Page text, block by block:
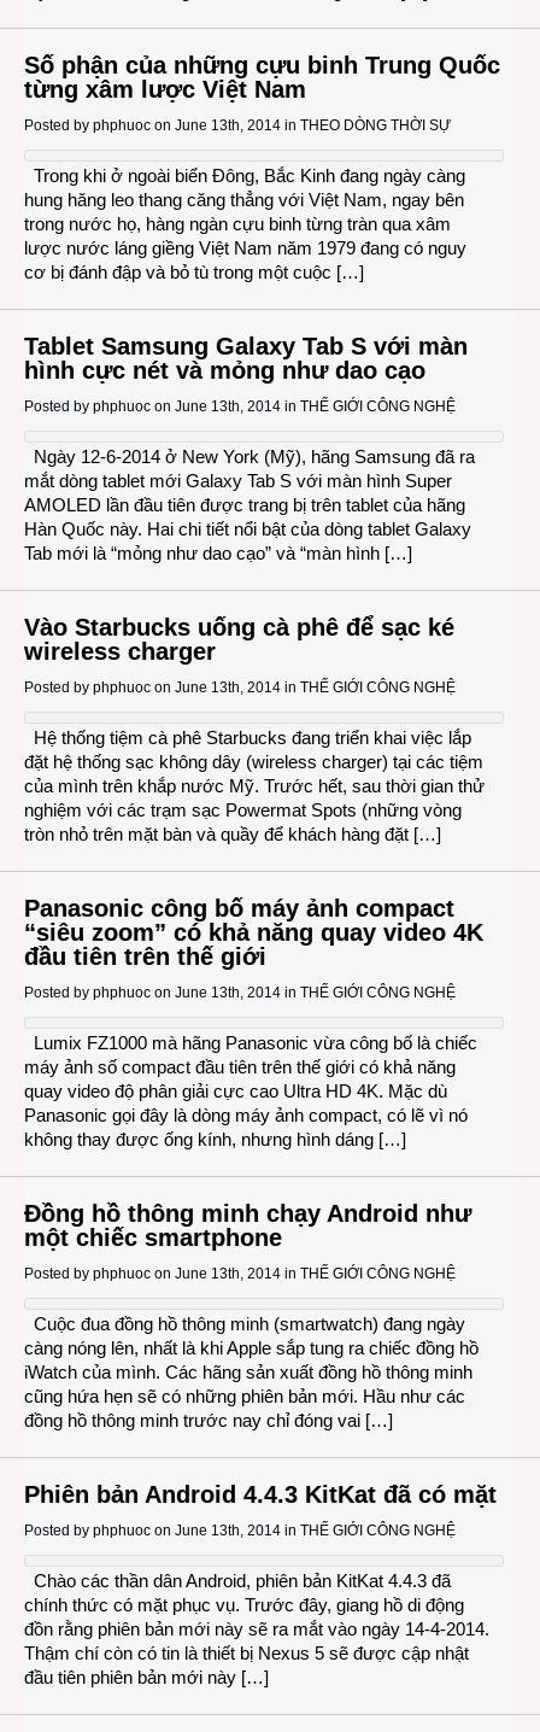
Số phận của những cựu binh Trung Quốc
từng xâm lược Việt Nam
Posted by phphuoc on June 13th, 2014 in THEO DÒNG THỜI SỰ
Trong khi ở ngoài biển Đông, Bắc Kinh đang ngày càng
hung hăng leo thang căng thẳng với Việt Nam, ngay bên
trong nước họ, hàng ngàn cựu binh từng tràn qua xâm
lược nước láng giềng Việt Nam năm 1979 đang có nguy
cơ bị đánh đập và bỏ tù trong một cuộc […]
Tablet Samsung Galaxy Tab S với màn
hình cực nét và mỏng như dao cạo
Posted by phphuoc on June 13th, 2014 in THẾ GIỚI CÔNG NGHỆ
Ngày 12-6-2014 ở New York (Mỹ), hãng Samsung đã ra
mắt dòng tablet mới Galaxy Tab S với màn hình Super
AMOLED lần đầu tiên được trang bị trên tablet của hãng
Hàn Quốc này. Hai chi tiết nổi bật của dòng tablet Galaxy
Tab mới là “mỏng như dao cạo” và “màn hình […]
Vào Starbucks uống cà phê để sạc ké
wireless charger
Posted by phphuoc on June 13th, 2014 in THẾ GIỚI CÔNG NGHỆ
Hệ thống tiệm cà phê Starbucks đang triển khai việc lắp
đặt hệ thống sạc không dây (wireless charger) tại các tiệm
của mình trên khắp nước Mỹ. Trước hết, sau thời gian thử
nghiệm với các trạm sạc Powermat Spots (những vòng
tròn nhỏ trên mặt bàn và quầy để khách hàng đặt […]
Panasonic công bố máy ảnh compact
“siêu zoom” có khả năng quay video 4K
đầu tiên trên thế giới
Posted by phphuoc on June 13th, 2014 in THẾ GIỚI CÔNG NGHỆ
Lumix FZ1000 mà hãng Panasonic vừa công bố là chiếc
máy ảnh số compact đầu tiên trên thế giới có khả năng
quay video độ phân giải cực cao Ultra HD 4K. Mặc dù
Panasonic gọi đây là dòng máy ảnh compact, có lẽ vì nó
không thay được ống kính, nhưng hình dáng […]
Đồng hồ thông minh chạy Android như
một chiếc smartphone
Posted by phphuoc on June 13th, 2014 in THẾ GIỚI CÔNG NGHỆ
Cuộc đua đồng hồ thông minh (smartwatch) đang ngày
càng nóng lên, nhất là khi Apple sắp tung ra chiếc đồng hồ
iWatch của mình. Các hãng sản xuất đồng hồ thông minh
cũng hứa hẹn sẽ có những phiên bản mới. Hầu như các
đồng hồ thông minh trước nay chỉ đóng vai […]
Phiên bản Android 4.4.3 KitKat đã có mặt
Posted by phphuoc on June 13th, 2014 in THẾ GIỚI CÔNG NGHỆ
Chào các thần dân Android, phiên bản KitKat 4.4.3 đã
chính thức có mặt phục vụ. Trước đây, giang hồ di động
đồn rằng phiên bản mới này sẽ ra mắt vào ngày 14-4-2014.
Thậm chí còn có tin là thiết bị Nexus 5 sẽ được cập nhật
đầu tiên phiên bản mới này […]